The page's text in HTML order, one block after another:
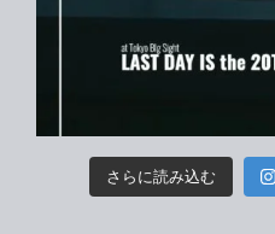
さらに読み込む